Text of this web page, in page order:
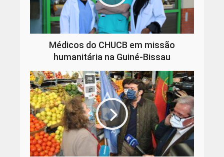
Médicos do CHUCB em missão
humanitária na Guiné-Bissau